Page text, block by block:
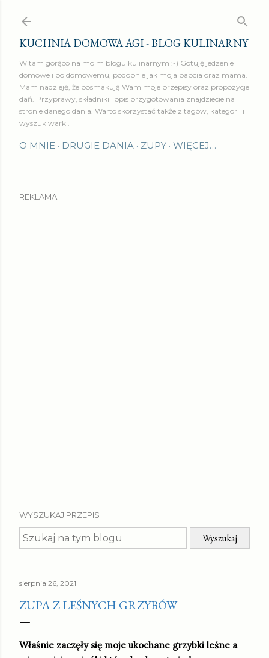
KUCHNIA DOMOWA AGI - BLOG KULINARNY
Witam gorąco na moim blogu kulinarnym :-) Gotuję jedzenie
domowe i po domowemu, podobnie jak moja babcia oraz mama.
Mam nadzieję, że posmakują Wam moje przepisy oraz propozycje
dań. Przyprawy, składniki i opis przygotowania znajdziecie na
stronie danego dania. Warto skorzystać także z tagów, kategorii i
wyszukiwarki.
O MNIE DRUGIE DANIA ZUPY WIĘCEJ…
REKLAMA
WYSZUKAJ PRZEPIS
sierpnia 26, 2021
ZUPA Z LEŚNYCH GRZYBÓW
Właśnie zaczęły się moje ukochane grzybki leśne a